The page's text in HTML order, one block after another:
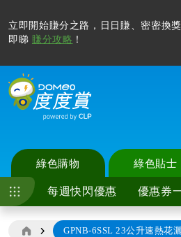
系統升級，請到 地址簿檢查並更新
欄位(例如區域，地區)以確
如想率先獲得專屬優惠，記得
綠色購物
每週快閃優惠 優惠券
綠色貼士